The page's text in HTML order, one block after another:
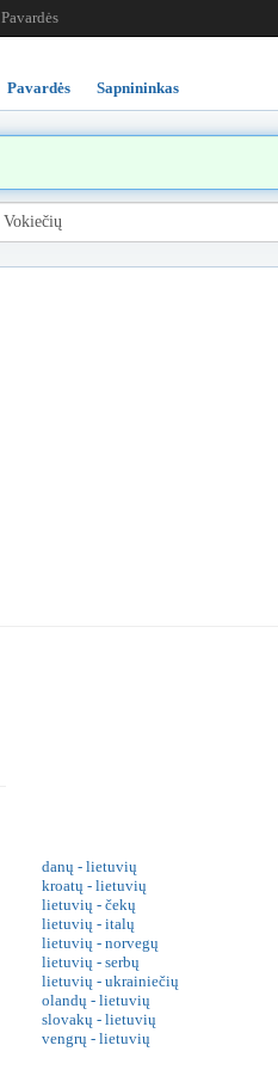
Pavardės
Pavardės Sapnininkas
danų - lietuvių
kroatų - lietuvių
lietuvių - čekų
lietuvių - italų
lietuvių - norvegų
lietuvių - serbų
lietuvių - ukrainiečių
olandų - lietuvių
slovakų - lietuvių
vengrų - lietuvių